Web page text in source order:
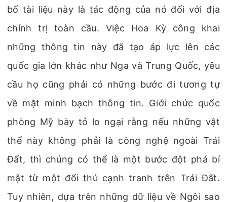
bố tài liệu này là tác động của nó đối với địa
chính trị toàn cầu. Việc Hoa Kỳ công khai
những thông tin này đã tạo áp lực lên các
quốc gia lớn khác như Nga và Trung Quốc, yêu
cầu họ cũng phải có những bước đi tương tự
về mặt minh bạch thông tin. Giới chức quốc
phòng Mỹ bày tỏ lo ngại rằng nếu những vật
thể này không phải là công nghệ ngoài Trái
Đất, thì chúng có thể là một bước đột phá bí
mật từ một đối thủ cạnh tranh trên Trái Đất.
Tuy nhiên, dựa trên những dữ liệu về Ngôi sao